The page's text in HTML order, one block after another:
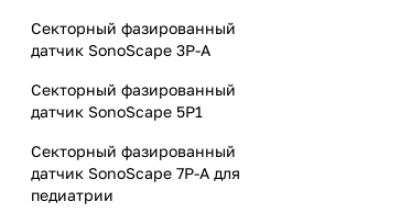
Секторный фазированный
датчик SonoScape 3P-A
Секторный фазированный
датчик SonoScape 5P1
Секторный фазированный
датчик SonoScape 7P-A для
педиатрии